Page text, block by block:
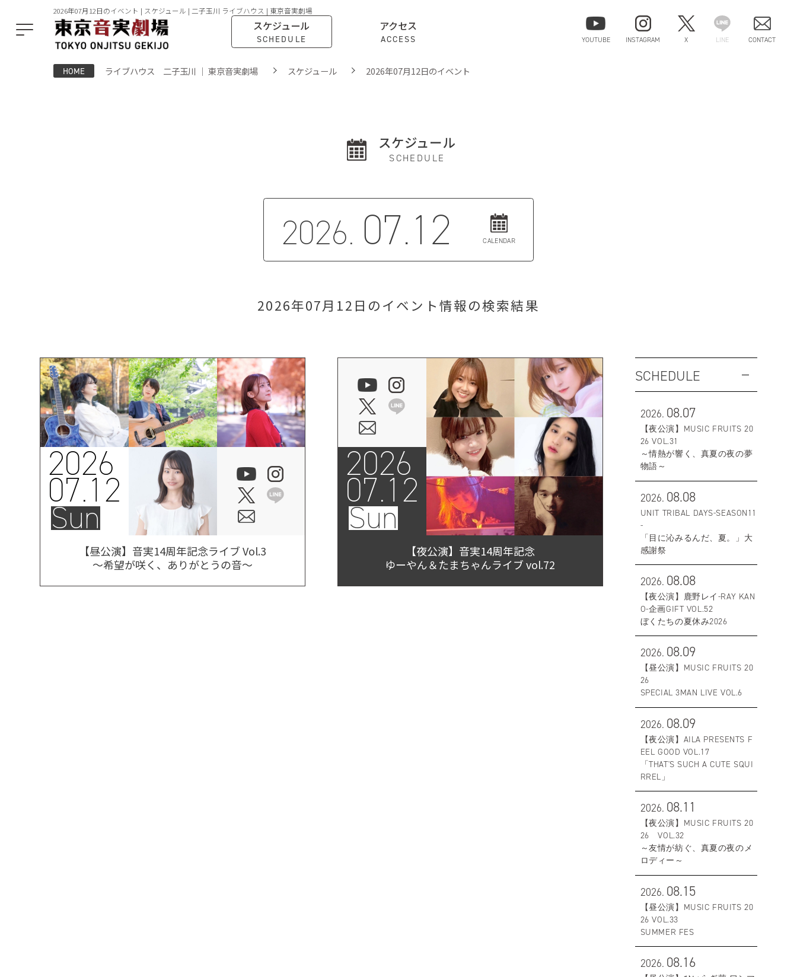
2026年07月12日のイベント | スケジュール | 二子玉川 ライブハウス | 東京音実劇場
スケジュール
SCHEDULE
アクセス
ACCESS YOUTUBE INSTAGRAM X LINE CONTACT
HOME ライブハウス 二子玉川 ｜ 東京音実劇場 スケジュール 2026年07月12日のイベント
スケジュール
SCHEDULE
2026. 07.12 CALENDAR
2026年07月12日のイベント情報の検索結果
2026
07.12
Sun
【昼公演】音実14周年記念ライブ Vol.3
～希望が咲く、ありがとうの音～
2026
07.12
Sun
【夜公演】音実14周年記念
ゆーやん＆たまちゃんライブ vol.72
SCHEDULE
2026. 08.07
【夜公演】MUSIC FRUITS 20
26 VOL.31
～情熱が響く、真夏の夜の夢
物語～
2026. 08.08
UNIT TRIBAL DAYS-SEASON11
-
「目に沁みるんだ、夏。」大
感謝祭
2026. 08.08
【夜公演】鹿野レイ-RAY KAN
O-企画GIFT VOL.52
ぼくたちの夏休み2026
2026. 08.09
【昼公演】MUSIC FRUITS 20
26
SPECIAL 3MAN LIVE VOL.6
2026. 08.09
【夜公演】AILA PRESENTS F
EEL GOOD VOL.17
「THAT'S SUCH A CUTE SQUI
RREL」
2026. 08.11
【夜公演】MUSIC FRUITS 20
26 VOL.32
～友情が紡ぐ、真夏の夜のメ
ロディー～
2026. 08.15
【昼公演】MUSIC FRUITS 20
26 VOL.33
SUMMER FES
2026. 08.16